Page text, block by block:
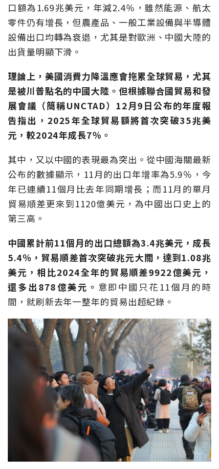
口額為1.69兆美元，年減2.4％，雖然能源、航太
零件仍有增長，但農產品、一般工業設備與半導體
設備出口均轉為衰退，尤其是對歐洲、中國大陸的
出貨量明顯下滑。
理論上，美國消費力降溫應會拖累全球貿易，尤其
是被川普點名的中國大陸。但根據聯合國貿易和發
展會議（簡稱UNCTAD）12月9日公布的年度報
告指出，2025年全球貿易額將首次突破35兆美
元，較2024年成長7％。
其中，又以中國的表現最為突出。從中國海關最新
公布的數據顯示，11月的出口年增率為5.9％，今
年已連續11個月比去年同期增長；而11月的單月
貿易順差更來到1120億美元，為中國出口史上的
第三高。
中國累計前11個月的出口總額為3.4兆美元，成長
5.4％，貿易順差首次突破兆元大關，達到1.08兆
美元，相比2024全年的貿易順差9922億美元，
還多出878億美元。 意即中國只花11個月的時
間，就刷新去年一整年的貿易出超紀錄。